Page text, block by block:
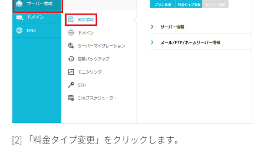
[2] 「料金タイプ変更」をクリックします。